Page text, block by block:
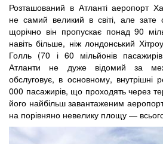
Розташований в Атланті аеропорт
не самий великий в світі, але
щорічно він пропускає понад 90
навіть більше, ніж лондонський
Голль (70 і 60 мільйонів
Атланти не дуже відомий за
обслуговує, в основному, внутрішні
000 пасажирів, що проходять через
його найбільш завантаженим
на порівняно невелику площу —